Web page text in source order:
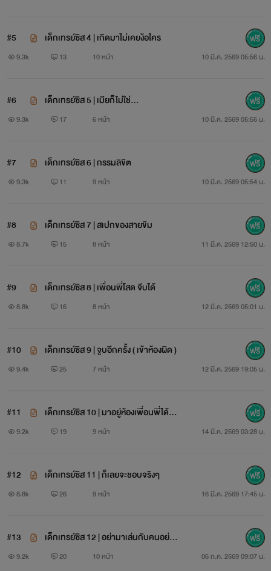
#5 เด็กเทรย์ซิส 4 | เกิดมาไม่เคยง้อใคร
9.3k 13 10 หน้า 10 มี.ค. 2569 05:56 น.
#6 เด็กเทรย์ซิส 5 | เมียก็ไม่ใช่…
9.3k 17 6 หน้า 10 มี.ค. 2569 05:55 น.
#7 เด็กเทรย์ซิส 6 | กรรมลิขิต
9.3k 11 9 หน้า 10 มี.ค. 2569 05:54 น.
#8 เด็กเทรย์ซิส 7 | สเปกของสายขิม
8.7k 15 8 หน้า 11 มี.ค. 2569 12:50 น.
#9 เด็กเทรย์ซิส 8 | เพื่อนพี่โสด จีบได้
8.8k 16 8 หน้า 12 มี.ค. 2569 05:01 น.
#10 เด็กเทรย์ซิส 9 | จูบอีกครั้ง ( เข้าห้องผิด )
9.4k 25 7 หน้า 12 มี.ค. 2569 19:05 น.
#11
เด็กเทรย์ซิส 10 | มาอยู่ห้องเพื่อนพี่ได้ยัง
9.2k 19 9 หน้า 14 มี.ค. 2569 03:28 น.
#12 เด็กเทรย์ซิส 11 | ก็เลยจะชอบจริงๆ
8.8k 26 9 หน้า 16 มี.ค. 2569 17:45 น.
#13
เด็กเทรย์ซิส 12 | อย่ามาเล่นกับคนอย่าง
ฉัน
9.2k 20 10 หน้า 06 ก.ค. 2569 09:07 น.